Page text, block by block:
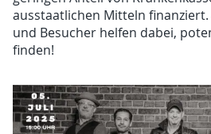
ausstaatlichen Mitteln
und Besucher helfen dabei,
finden!